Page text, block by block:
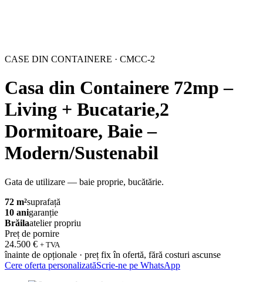
CASE DIN CONTAINERE · CMCC-2
Casa din Containere 72mp –
Living + Bucatarie,2
Dormitoare, Baie –
Modern/Sustenabil
Gata de utilizare — baie proprie, bucătărie.
72 m²suprafață
10 anigaranție
Brăilaatelier propriu
Preț de pornire
24.500 € + TVA
înainte de opționale · preț fix în ofertă, fără costuri ascunse
Cere oferta personalizatăScrie-ne pe WhatsApp